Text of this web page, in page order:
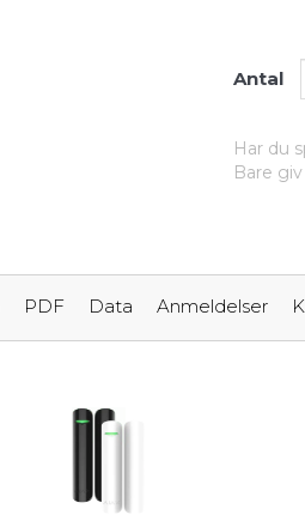
Antal
Har du
Bare
PDF Data Anmeldelser